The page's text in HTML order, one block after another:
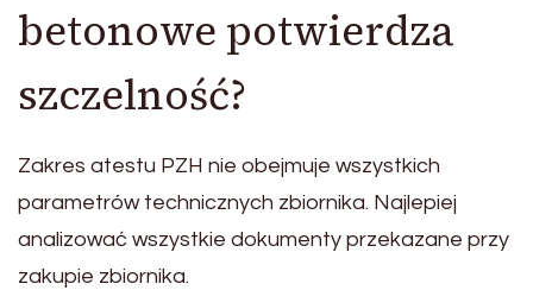
betonowe potwierdza
szczelność?
Zakres atestu PZH nie obejmuje wszystkich
parametrów technicznych zbiornika. Najlepiej
analizować wszystkie dokumenty przekazane przy
zakupie zbiornika.